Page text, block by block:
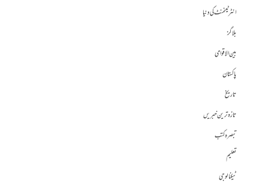
انٹرٹینمنٹ کی دنیا
بلاگز
بین الاقوامی
پاکستان
تاریخ
تازہ ترین خبریں
تبصرہ کتب
تعلیم
ٹیکنالوجی